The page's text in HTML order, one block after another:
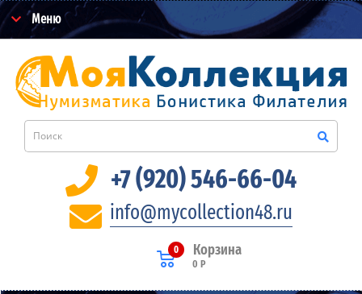
Меню
+7 (920) 546-66-04
info@mycollection48.ru
Корзина
0
0 Р